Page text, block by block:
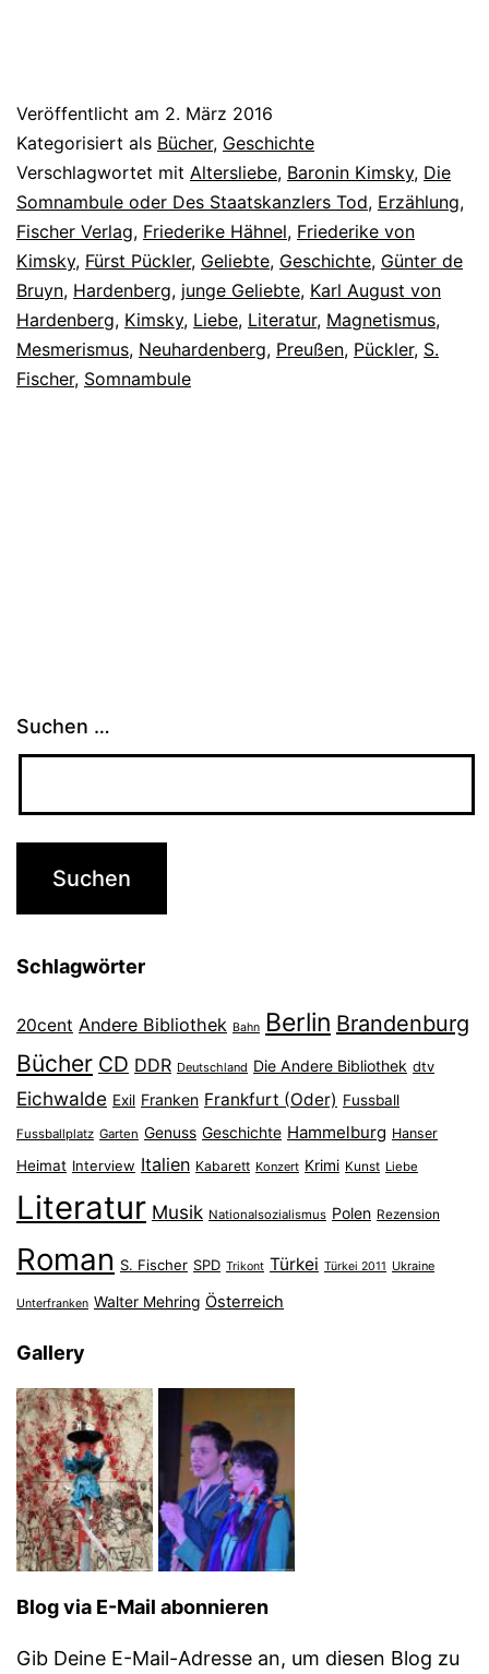
Veröffentlicht am 2. März 2016
Kategorisiert als Bücher, Geschichte
Verschlagwortet mit Altersliebe, Baronin Kimsky, Die
Somnambule oder Des Staatskanzlers Tod, Erzählung,
Fischer Verlag, Friederike Hähnel, Friederike von
Kimsky, Fürst Pückler, Geliebte, Geschichte, Günter de
Bruyn, Hardenberg, junge Geliebte, Karl August von
Hardenberg, Kimsky, Liebe, Literatur, Magnetismus,
Mesmerismus, Neuhardenberg, Preußen, Pückler, S.
Fischer, Somnambule
Suchen …
Schlagwörter
20cent Andere Bibliothek Bahn Berlin Brandenburg
Bücher CD DDR Deutschland Die Andere Bibliothek dtv
Eichwalde Exil Franken Frankfurt (Oder) Fussball
Fussballplatz Garten Genuss Geschichte Hammelburg Hanser
Heimat Interview Italien Kabarett Konzert Krimi Kunst Liebe
Literatur Musik Nationalsozialismus Polen Rezension
Roman S. Fischer SPD Trikont Türkei Türkei 2011 Ukraine
Unterfranken Walter Mehring Österreich
Gallery
Blog via E-Mail abonnieren
Gib Deine E-Mail-Adresse an, um diesen Blog zu